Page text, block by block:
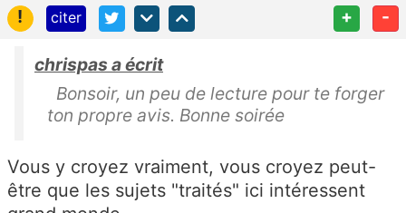
!
citer + -
chrispas a écrit
Bonsoir, un peu de lecture pour te forger
ton propre avis. Bonne soirée
Vous y croyez vraiment, vous croyez peut-
être que les sujets "traités" ici intéressent